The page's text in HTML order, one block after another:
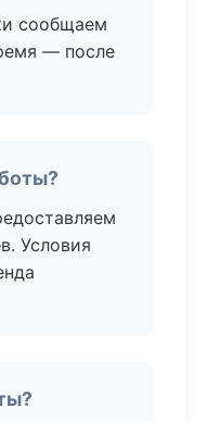
сообщаем
— после
Условия